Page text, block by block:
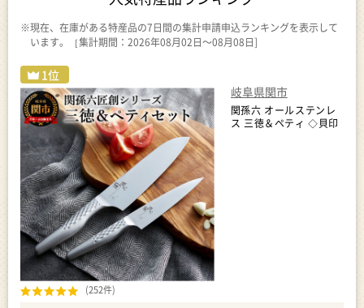
※現在、在庫がある特産品の7日間の集計申請申込ランキングを表示して
います。［集計期間：2026年08月02日～08月08日]
(252件)
岐阜県関市
関孫六 オールステンレ
ス 三徳＆ペティ ◇貝印